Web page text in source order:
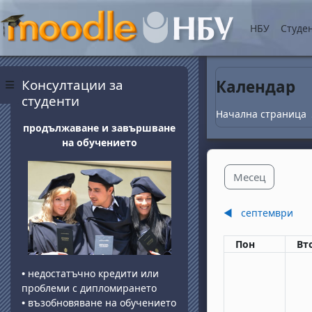
Прескочи на
Страничен панел
НБУ
Календар
Начална страница
Месец
◀︎ септември
Понеделник
Пон
Блокове
Консултации за
студенти
продължаване и завършване
на обучението
• недостатъчно кредити или
проблеми с дипломирането
• възобновяване на обучението